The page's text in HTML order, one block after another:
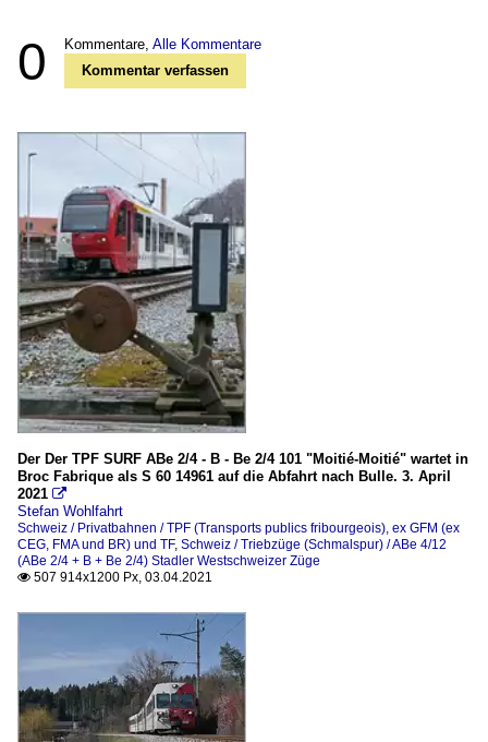
0 Kommentare, Alle Kommentare
Kommentar verfassen
Der Der TPF SURF ABe 2/4 - B - Be 2/4 101 "Moitié-Moitié" wartet in
Broc Fabrique als S 60 14961 auf die Abfahrt nach Bulle. 3. April
2021 
Stefan Wohlfahrt
Schweiz / Privatbahnen / TPF (Transports publics fribourgeois), ex GFM (ex
CEG, FMA und BR) und TF, Schweiz / Triebzüge (Schmalspur) / ABe 4/12
(ABe 2/4 + B + Be 2/4) Stadler Westschweizer Züge
 507 914x1200 Px, 03.04.2021